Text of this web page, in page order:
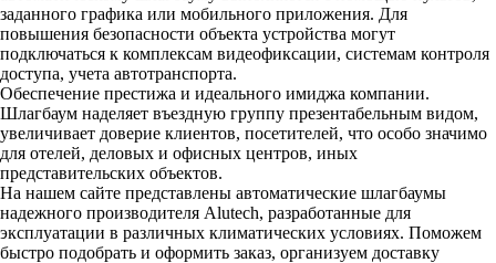
заданного графика или мобильного приложения. Для
повышения безопасности объекта устройства могут
подключаться к комплексам видеофиксации, системам контроля
доступа, учета автотранспорта.
Обеспечение престижа и идеального имиджа компании.
Шлагбаум наделяет въездную группу презентабельным видом,
увеличивает доверие клиентов, посетителей, что особо значимо
для отелей, деловых и офисных центров, иных
представительских объектов.
На нашем сайте представлены автоматические шлагбаумы
надежного производителя Alutech, разработанные для
эксплуатации в различных климатических условиях. Поможем
быстро подобрать и оформить заказ, организуем доставку